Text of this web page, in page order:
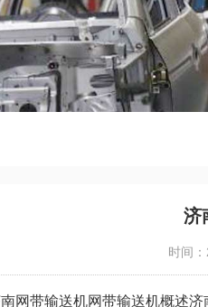
济
时间
网带输送机网带输送机概述